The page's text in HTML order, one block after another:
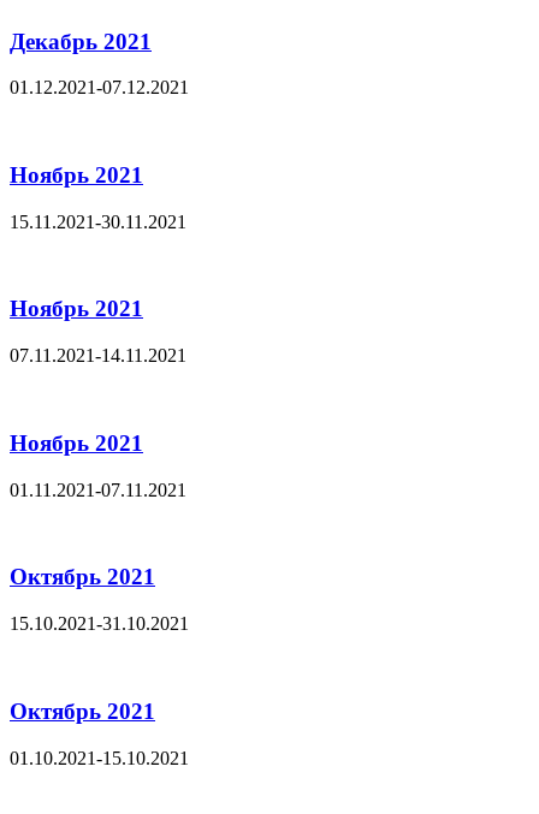
Декабрь 2021
01.12.2021-07.12.2021
Ноябрь 2021
15.11.2021-30.11.2021
Ноябрь 2021
07.11.2021-14.11.2021
Ноябрь 2021
01.11.2021-07.11.2021
Октябрь 2021
15.10.2021-31.10.2021
Октябрь 2021
01.10.2021-15.10.2021